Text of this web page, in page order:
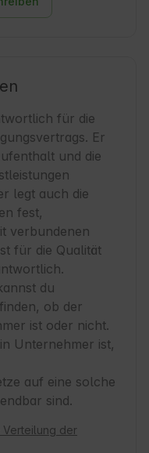
für die
Er
und die
legt auch die
fest,
verbundenen
für die Qualität
du
ob der
ist oder nicht.
Unternehmer ist,
auf eine solche
sind.
der